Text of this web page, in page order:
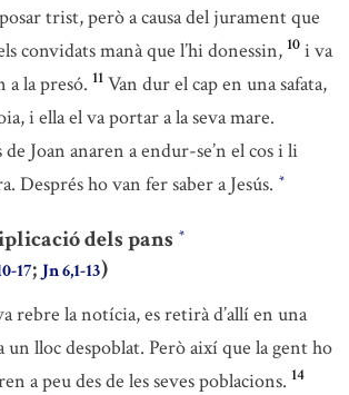
trist, però a causa del jurament que
convidats manà que l’hi donessin, 10 i va
a la presó. 11 Van dur el cap en una safata,
i ella el va portar a la seva mare.
de Joan anaren a endur-se’n el cos i li
Després ho van fer saber a Jesús. *
dels pans *
17; Jn 6,1-13)
rebre la notícia, es retirà d’allí en una
un lloc despoblat. Però així que la gent ho
a peu des de les seves poblacions. 14